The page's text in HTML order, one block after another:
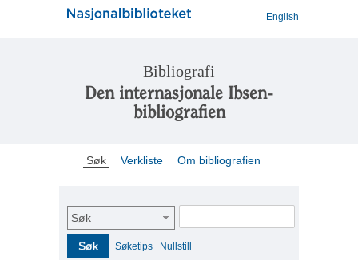
English
Bibliografi
Den internasjonale Ibsen-
bibliografien
Søk Verkliste Om bibliografien
Søk
Søk Søketips Nullstill